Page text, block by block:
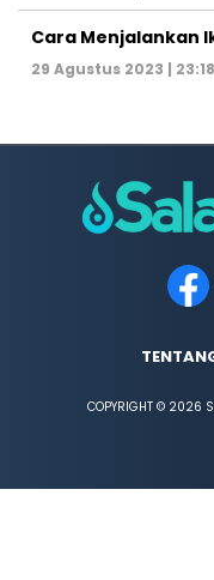
Cara Menjalankan
29 Agustus 2023 |
COPYRIGHT © 2026